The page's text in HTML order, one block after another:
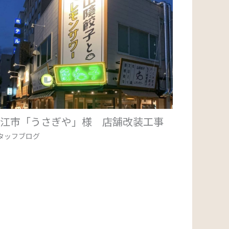
市「うさぎや」様 店舗改装工事
ッフブログ